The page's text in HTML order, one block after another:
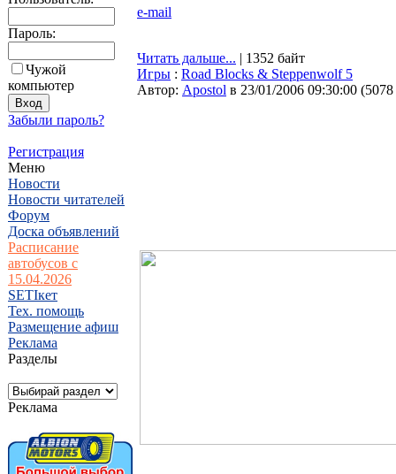
Пароль:
Чужой
компьютер
Забыли пароль?
Регистрация
Меню
Новости
Новости читателей
Форум
Доска объявлений
Расписание
автобусов с
15.04.2026
SETIкет
Тех. помощь
Размещение афиш
Реклама
Разделы
Реклама
e-mail
Читать дальше... | 1352 байт
Игры : Road Blocks & Steppenwolf 5
Автор: Apostol в 23/01/2006 09:30:00 (